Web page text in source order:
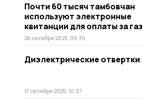
Почти 60 тысяч тамбовчан
используют электронные
квитанции для оплаты за газ
26 октября 2025, 09:30
Диэлектрические отвертки
17 октября 2025, 10:37